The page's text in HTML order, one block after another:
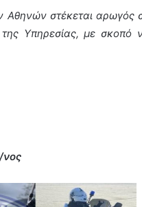
στέκεται αρωγός
της Υπηρεσίας, με
νος